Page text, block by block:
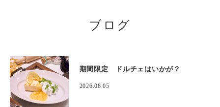
ブログ
期間限定 ドルチェはいかが？
2026.08.05